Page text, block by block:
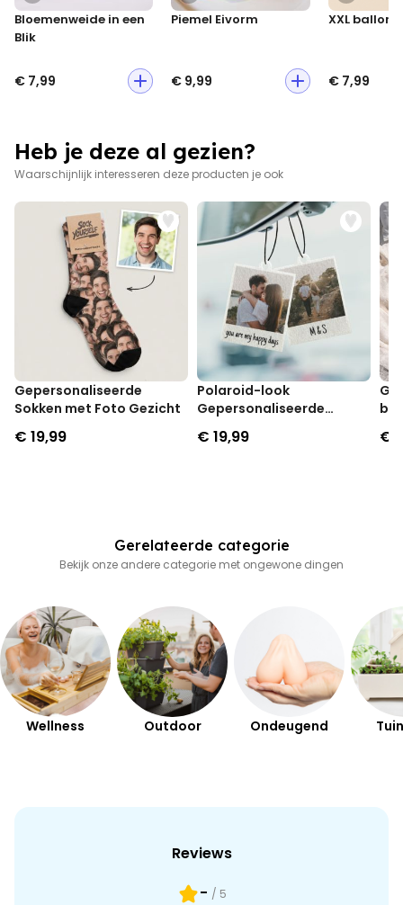
Bloemenweide in een
Blik
€ 7,99
Piemel Eivorm
€ 9,99
XXL ballon
€ 7,99
Heb je deze al gezien?
Waarschijnlijk interesseren deze producten je ook
Gepersonaliseerde
Sokken met Foto Gezicht
€ 19,99
Polaroid-look
Gepersonaliseerde
Geurhanger set van 2
€ 19,99 €
Gerelateerde categorie
Bekijk onze andere categorie met ongewone dingen
Wellness Outdoor Ondeugend
Reviews
- / 5